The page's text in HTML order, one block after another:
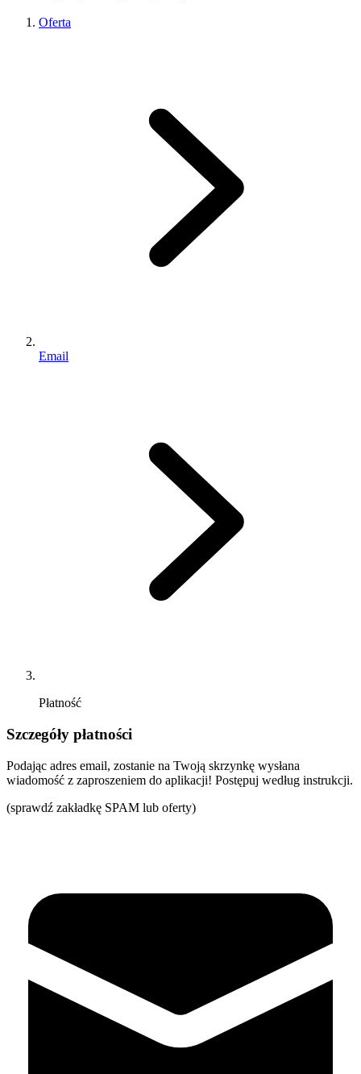
Oferta
Email
Płatność
Szczegóły płatności
Podając adres email, zostanie na Twoją skrzynkę wysłana
wiadomość z zaproszeniem do aplikacji! Postępuj według instrukcji.
(sprawdź zakładkę SPAM lub oferty)